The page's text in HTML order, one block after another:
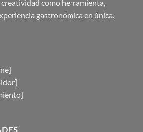
como herramienta,
gastronómica en única.